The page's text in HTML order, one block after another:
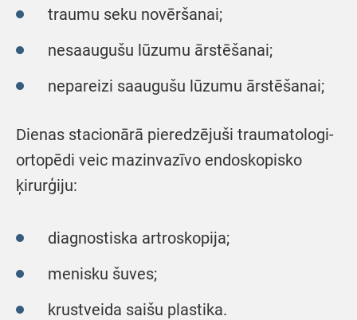
traumu seku novēršanai;
nesaaugušu lūzumu ārstēšanai;
nepareizi saaugušu lūzumu ārstēšanai;
Dienas stacionārā pieredzējuši traumatologi-
ortopēdi veic mazinvazīvo endoskopisko
ķirurģiju:
diagnostiska artroskopija;
menisku šuves;
krustveida saišu plastika.